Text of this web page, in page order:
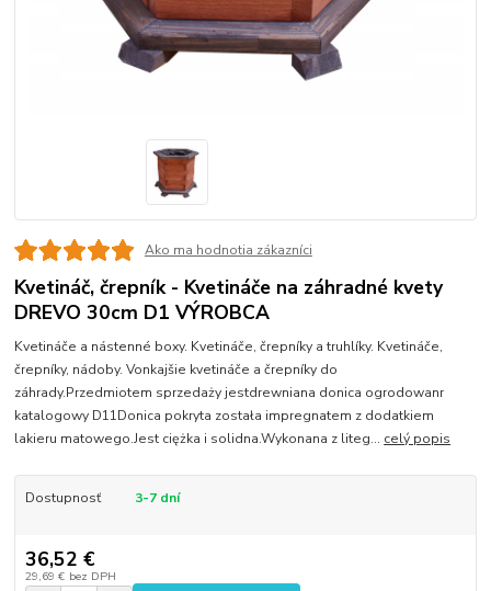
Ako ma hodnotia zákazníci
Kvetináč, črepník - Kvetináče na záhradné kvety
DREVO 30cm D1 VÝROBCA
Kvetináče a nástenné boxy. Kvetináče, črepníky a truhlíky. Kvetináče,
črepníky, nádoby. Vonkajšie kvetináče a črepníky do
záhrady.Przedmiotem sprzedaży jestdrewniana donica ogrodowanr
katalogowy D11Donica pokryta została impregnatem z dodatkiem
lakieru matowego.Jest ciężka i solidna.Wykonana z liteg... celý popis
Dostupnosť 3-7 dní
36,52 €
29,69 € bez DPH